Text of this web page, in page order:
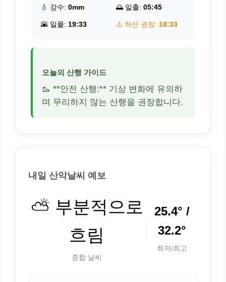
💧 강수: 0mm 🌅 일출: 05:45
🌇 일몰: 19:33 ⚠️ 하산 권장: 18:33
오늘의 산행 가이드
🥾 **안전 산행:** 기상 변화에 유의하
며 무리하지 않는 산행을 권장합니다.
내일 산악날씨 예보
⛅ 부분적으로
흐림
종합 날씨
25.4° /
32.2°
최저/최고